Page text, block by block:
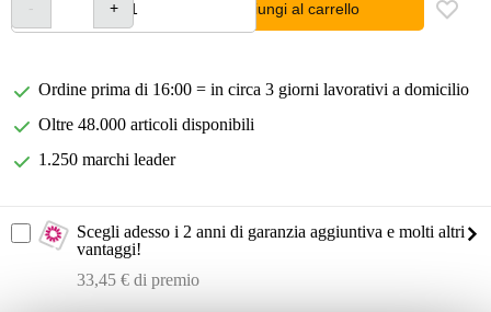
Aggiungi al carrello
Ordine prima di 16:00 = in circa 3 giorni lavorativi a domicilio
Oltre 48.000 articoli disponibili
1.250 marchi leader
Scegli adesso i 2 anni di garanzia aggiuntiva e molti altri
vantaggi!
33,45 € di premio